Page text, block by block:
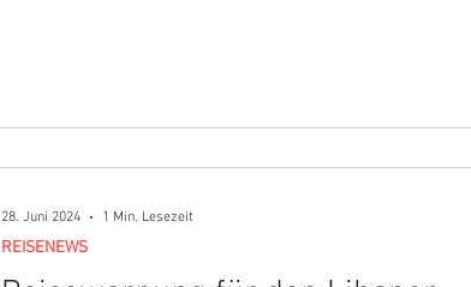
REISENEWS
28. Juni 2024 1 Min. Lesezeit